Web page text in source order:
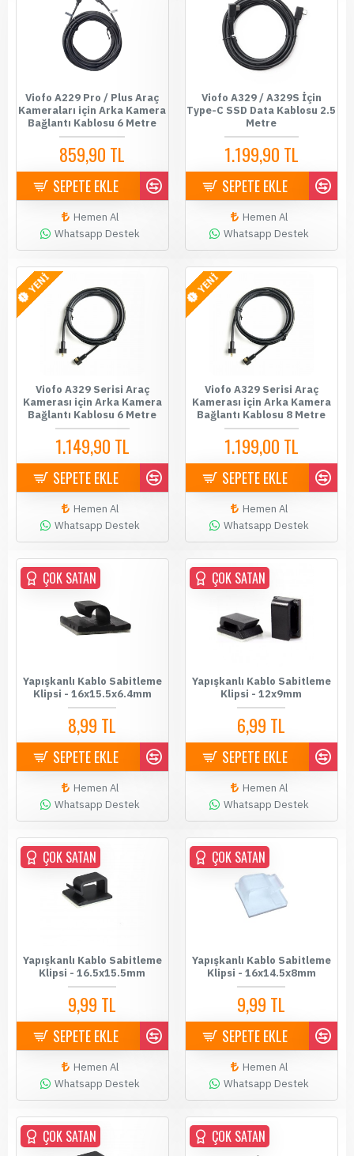
Viofo A229 Pro / Plus Araç
Kameraları için Arka Kamera
Bağlantı Kablosu 6 Metre
859,90 TL
SEPETE EKLE
Hemen Al
Whatsapp Destek
Viofo A329 / A329S İçin
Type-C SSD Data Kablosu 2.5
Metre
1.199,90 TL
SEPETE EKLE
Hemen Al
Whatsapp Destek
YENİ
Viofo A329 Serisi Araç
Kamerası için Arka Kamera
Bağlantı Kablosu 6 Metre
1.149,90 TL
SEPETE EKLE
Hemen Al
Whatsapp Destek
YENİ
Viofo A329 Serisi Araç
Kamerası için Arka Kamera
Bağlantı Kablosu 8 Metre
1.199,00 TL
SEPETE EKLE
Hemen Al
Whatsapp Destek
ÇOK SATAN
Yapışkanlı Kablo Sabitleme
Klipsi - 16x15.5x6.4mm
8,99 TL
SEPETE EKLE
Hemen Al
Whatsapp Destek
ÇOK SATAN
Yapışkanlı Kablo Sabitleme
Klipsi - 12x9mm
6,99 TL
SEPETE EKLE
Hemen Al
Whatsapp Destek
ÇOK SATAN
Yapışkanlı Kablo Sabitleme
Klipsi - 16.5x15.5mm
9,99 TL
SEPETE EKLE
Hemen Al
Whatsapp Destek
ÇOK SATAN
Yapışkanlı Kablo Sabitleme
Klipsi - 16x14.5x8mm
9,99 TL
SEPETE EKLE
Hemen Al
Whatsapp Destek
ÇOK SATAN ÇOK SATAN